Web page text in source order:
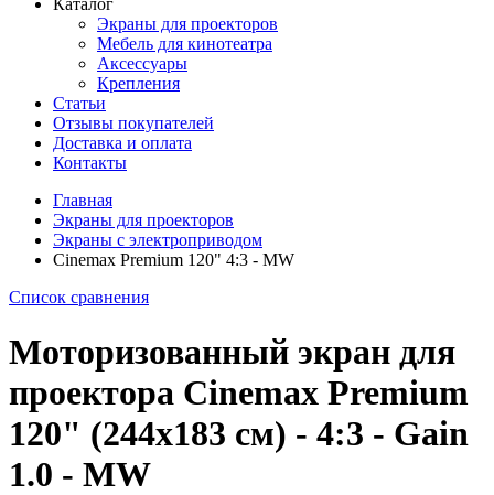
Каталог
Экраны для проекторов
Mебель для кинотеатра
Аксессуары
Крепления
Статьи
Отзывы покупателей
Доставка и оплата
Контакты
Главная
Экраны для проекторов
Экраны с электроприводом
Cinemax Premium 120" 4:3 - MW
Список сравнения
Моторизованный экран для
проектора Cinemax Premium
120" (244x183 см) - 4:3 - Gain
1.0 - MW